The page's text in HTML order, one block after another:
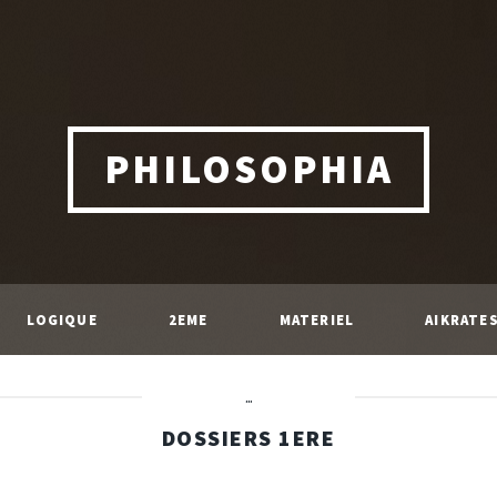
PHILOSOPHIA
LOGIQUE 2EME MATERIEL
...
DOSSIERS 1ERE